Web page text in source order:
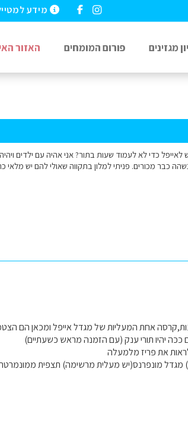
מידע
מגזינים פורום המומחים האזור
כדי לא לעמוד שעות בתור? אני אהיה עם ילדים
כבר מכורים. פניתי למלון בתקווה שאולי להם יש
אחת המעליות של מגדל אייפל ומכאן הם
יהיו תורי ענק (עם הזמנה מראש כשעתיים)
את פריז מלמעלה
מונפרנס(יש מעלית מרשימה) תצפית